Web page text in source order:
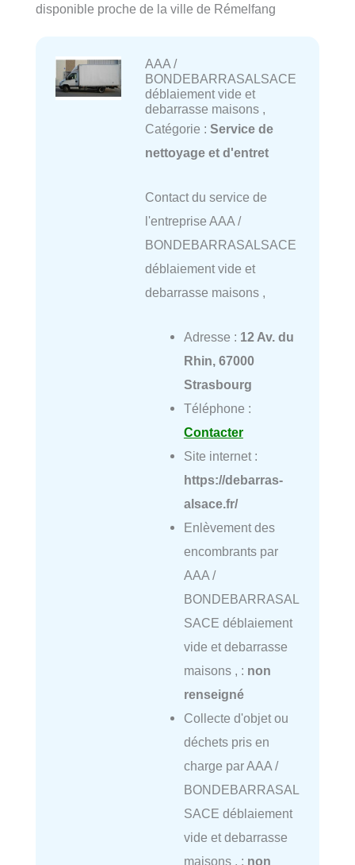
disponible proche de la ville de Rémelfang
AAA /
BONDEBARRASALSACE
déblaiement vide et
debarrasse maisons ,
Catégorie : Service de
nettoyage et d'entret
Contact du service de
l'entreprise AAA /
BONDEBARRASALSACE
déblaiement vide et
debarrasse maisons ,
Adresse : 12 Av. du
Rhin, 67000
Strasbourg
Téléphone :
Contacter
Site internet :
https://debarras-
alsace.fr/
Enlèvement des
encombrants par
AAA /
BONDEBARRASAL
SACE déblaiement
vide et debarrasse
maisons , : non
renseigné
Collecte d'objet ou
déchets pris en
charge par AAA /
BONDEBARRASAL
SACE déblaiement
vide et debarrasse
maisons , : non